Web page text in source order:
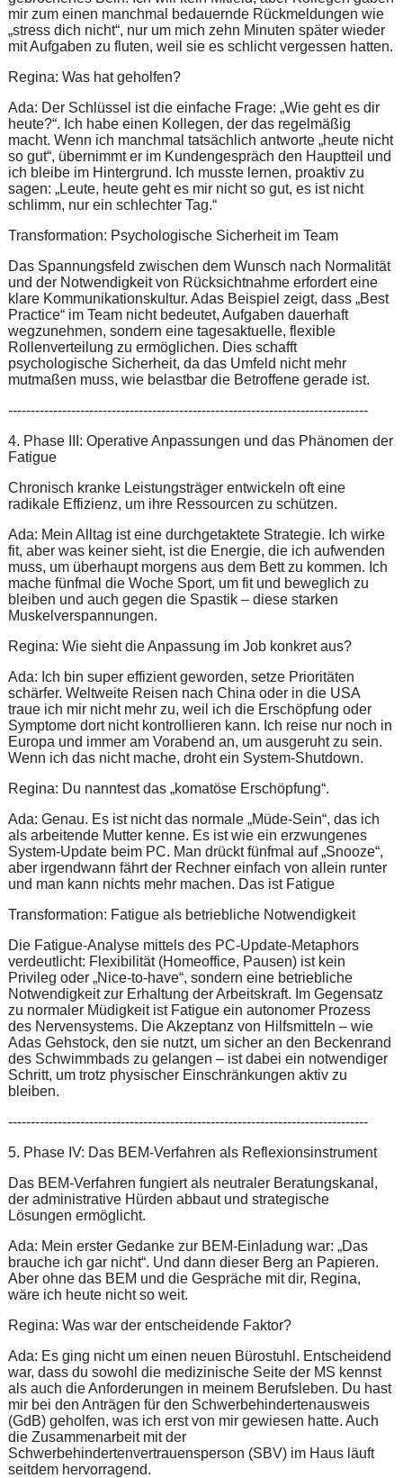
mir zum einen manchmal bedauernde Rückmeldungen wie
„stress dich nicht“, nur um mich zehn Minuten später wieder
mit Aufgaben zu fluten, weil sie es schlicht vergessen hatten.
Regina: Was hat geholfen?
Ada: Der Schlüssel ist die einfache Frage: „Wie geht es dir
heute?“. Ich habe einen Kollegen, der das regelmäßig
macht. Wenn ich manchmal tatsächlich antworte „heute nicht
so gut“, übernimmt er im Kundengespräch den Hauptteil und
ich bleibe im Hintergrund. Ich musste lernen, proaktiv zu
sagen: „Leute, heute geht es mir nicht so gut, es ist nicht
schlimm, nur ein schlechter Tag.“
Transformation: Psychologische Sicherheit im Team
Das Spannungsfeld zwischen dem Wunsch nach Normalität
und der Notwendigkeit von Rücksichtnahme erfordert eine
klare Kommunikationskultur. Adas Beispiel zeigt, dass „Best
Practice“ im Team nicht bedeutet, Aufgaben dauerhaft
wegzunehmen, sondern eine tagesaktuelle, flexible
Rollenverteilung zu ermöglichen. Dies schafft
psychologische Sicherheit, da das Umfeld nicht mehr
mutmaßen muss, wie belastbar die Betroffene gerade ist.
--------------------------------------------------------------------------------
4. Phase III: Operative Anpassungen und das Phänomen der
Fatigue
Chronisch kranke Leistungsträger entwickeln oft eine
radikale Effizienz, um ihre Ressourcen zu schützen.
Ada: Mein Alltag ist eine durchgetaktete Strategie. Ich wirke
fit, aber was keiner sieht, ist die Energie, die ich aufwenden
muss, um überhaupt morgens aus dem Bett zu kommen. Ich
mache fünfmal die Woche Sport, um fit und beweglich zu
bleiben und auch gegen die Spastik – diese starken
Muskelverspannungen.
Regina: Wie sieht die Anpassung im Job konkret aus?
Ada: Ich bin super effizient geworden, setze Prioritäten
schärfer. Weltweite Reisen nach China oder in die USA
traue ich mir nicht mehr zu, weil ich die Erschöpfung oder
Symptome dort nicht kontrollieren kann. Ich reise nur noch in
Europa und immer am Vorabend an, um ausgeruht zu sein.
Wenn ich das nicht mache, droht ein System-Shutdown.
Regina: Du nanntest das „komatöse Erschöpfung“.
Ada: Genau. Es ist nicht das normale „Müde-Sein“, das ich
als arbeitende Mutter kenne. Es ist wie ein erzwungenes
System-Update beim PC. Man drückt fünfmal auf „Snooze“,
aber irgendwann fährt der Rechner einfach von allein runter
und man kann nichts mehr machen. Das ist Fatigue
Transformation: Fatigue als betriebliche Notwendigkeit
Die Fatigue-Analyse mittels des PC-Update-Metaphors
verdeutlicht: Flexibilität (Homeoffice, Pausen) ist kein
Privileg oder „Nice-to-have“, sondern eine betriebliche
Notwendigkeit zur Erhaltung der Arbeitskraft. Im Gegensatz
zu normaler Müdigkeit ist Fatigue ein autonomer Prozess
des Nervensystems. Die Akzeptanz von Hilfsmitteln – wie
Adas Gehstock, den sie nutzt, um sicher an den Beckenrand
des Schwimmbads zu gelangen – ist dabei ein notwendiger
Schritt, um trotz physischer Einschränkungen aktiv zu
bleiben.
--------------------------------------------------------------------------------
5. Phase IV: Das BEM-Verfahren als Reflexionsinstrument
Das BEM-Verfahren fungiert als neutraler Beratungskanal,
der administrative Hürden abbaut und strategische
Lösungen ermöglicht.
Ada: Mein erster Gedanke zur BEM-Einladung war: „Das
brauche ich gar nicht“. Und dann dieser Berg an Papieren.
Aber ohne das BEM und die Gespräche mit dir, Regina,
wäre ich heute nicht so weit.
Regina: Was war der entscheidende Faktor?
Ada: Es ging nicht um einen neuen Bürostuhl. Entscheidend
war, dass du sowohl die medizinische Seite der MS kennst
als auch die Anforderungen in meinem Berufsleben. Du hast
mir bei den Anträgen für den Schwerbehindertenausweis
(GdB) geholfen, was ich erst von mir gewiesen hatte. Auch
die Zusammenarbeit mit der
Schwerbehindertenvertrauensperson (SBV) im Haus läuft
seitdem hervorragend.